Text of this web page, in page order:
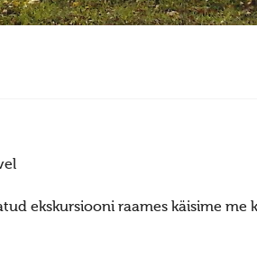
ekskursiooni raames käisime me